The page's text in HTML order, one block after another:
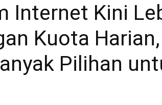
Internet Kini
Kuota Harian,
Pilihan